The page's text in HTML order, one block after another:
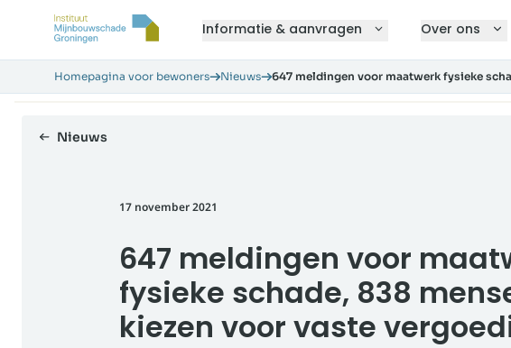
Informatie & aanvragen Over ons
Homepagina voor bewoners Nieuws 647 meldingen voor maatwerk fysieke
Nieuws
17 november 2021
647 meldingen voor
fysieke schade, 838
kiezen voor vaste